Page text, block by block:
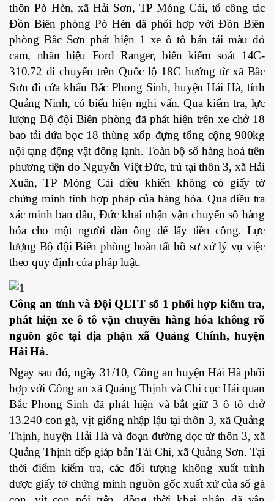
thôn Pò Hèn, xã Hải Sơn, TP Móng Cái, tổ công tác
Đồn Biên phòng Pò Hèn đã phối hợp với Đồn Biên
phòng Bắc Sơn phát hiện 1 xe ô tô bán tải màu đỏ
cam, nhãn hiệu Ford Ranger, biển kiểm soát 14C-
310.72 di chuyển trên Quốc lộ 18C hướng từ xã Bắc
Sơn đi cửa khẩu Bắc Phong Sinh, huyện Hải Hà, tỉnh
Quảng Ninh, có biểu hiện nghi vấn. Qua kiểm tra, lực
lượng Bộ đội Biên phòng đã phát hiện trên xe chở 18
bao tải dứa bọc 18 thùng xốp đựng tổng cộng 900kg
nội tạng động vật đông lạnh. Toàn bộ số hàng hoá trên
phương tiện do Nguyễn Việt Đức, trú tại thôn 3, xã Hải
Xuân, TP Móng Cái điều khiển không có giấy tờ
chứng minh tính hợp pháp của hàng hóa. Qua điều tra
xác minh ban đầu, Đức khai nhận vận chuyển số hàng
hóa cho một người đàn ông để lấy tiền công. Lực
lượng Bộ đội Biên phòng hoàn tất hồ sơ xử lý vụ việc
theo quy định của pháp luật.
Công an tỉnh và Đội QLTT số 1 phối hợp kiểm tra,
phát hiện xe ô tô vận chuyển hàng hóa không rõ
nguồn gốc tại địa phận xã Quảng Chính, huyện
Hải Hà.
Ngay sau đó, ngày 31/10, Công an huyện Hải Hà phối
hợp với Công an xã Quảng Thịnh và Chi cục Hải quan
Bắc Phong Sinh đã phát hiện và bắt giữ 3 ô tô chở
13.240 con gà, vịt giống nhập lậu tại thôn 3, xã Quảng
Thịnh, huyện Hải Hà và đoạn đường dọc từ thôn 3, xã
Quảng Thịnh tiếp giáp bản Tài Chi, xã Quảng Sơn. Tại
thời điểm kiểm tra, các đối tượng không xuất trình
được giấy tờ chứng minh nguồn gốc xuất xứ của số gà